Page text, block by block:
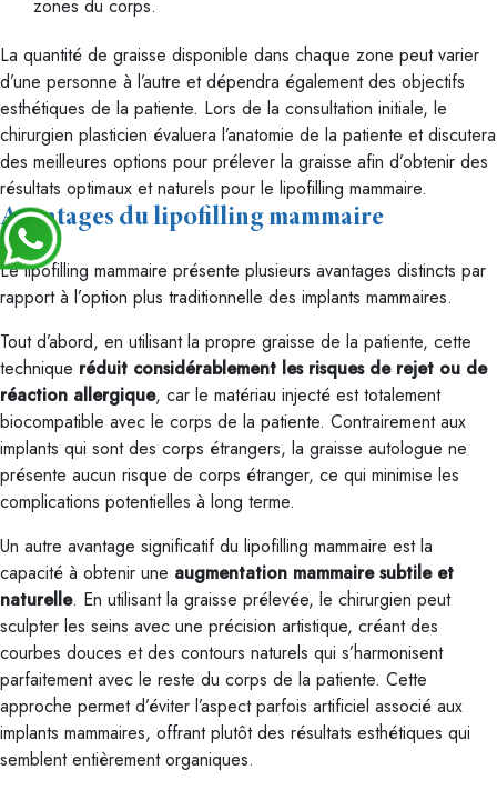
zones du corps.
La quantité de graisse disponible dans chaque zone peut varier
d’une personne à l’autre et dépendra également des objectifs
esthétiques de la patiente. Lors de la consultation initiale, le
chirurgien plasticien évaluera l’anatomie de la patiente et discutera
des meilleures options pour prélever la graisse afin d’obtenir des
résultats optimaux et naturels pour le lipofilling mammaire.
Avantages du lipofilling mammaire
Le lipofilling mammaire présente plusieurs avantages distincts par
rapport à l’option plus traditionnelle des implants mammaires.
Tout d’abord, en utilisant la propre graisse de la patiente, cette
technique réduit considérablement les risques de rejet ou de
réaction allergique, car le matériau injecté est totalement
biocompatible avec le corps de la patiente. Contrairement aux
implants qui sont des corps étrangers, la graisse autologue ne
présente aucun risque de corps étranger, ce qui minimise les
complications potentielles à long terme.
Un autre avantage significatif du lipofilling mammaire est la
capacité à obtenir une augmentation mammaire subtile et
naturelle. En utilisant la graisse prélevée, le chirurgien peut
sculpter les seins avec une précision artistique, créant des
courbes douces et des contours naturels qui s’harmonisent
parfaitement avec le reste du corps de la patiente. Cette
approche permet d’éviter l’aspect parfois artificiel associé aux
implants mammaires, offrant plutôt des résultats esthétiques qui
semblent entièrement organiques.